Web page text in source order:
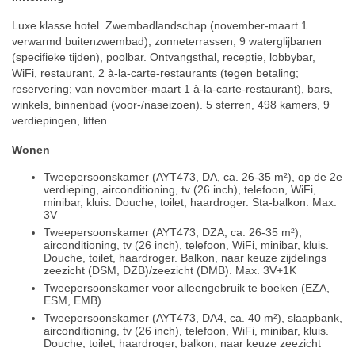
Luxe klasse hotel. Zwembadlandschap (november-maart 1
verwarmd buitenzwembad), zonneterrassen, 9 waterglijbanen
(specifieke tijden), poolbar. Ontvangsthal, receptie, lobbybar,
WiFi, restaurant, 2 à-la-carte-restaurants (tegen betaling;
reservering; van november-maart 1 à-la-carte-restaurant), bars,
winkels, binnenbad (voor-/naseizoen). 5 sterren, 498 kamers, 9
verdiepingen, liften.
Wonen
Tweepersoonskamer (AYT473, DA, ca. 26-35 m²), op de 2e
verdieping, airconditioning, tv (26 inch), telefoon, WiFi,
minibar, kluis. Douche, toilet, haardroger. Sta-balkon. Max.
3V
Tweepersoonskamer (AYT473, DZA, ca. 26-35 m²),
airconditioning, tv (26 inch), telefoon, WiFi, minibar, kluis.
Douche, toilet, haardroger. Balkon, naar keuze zijdelings
zeezicht (DSM, DZB)/zeezicht (DMB). Max. 3V+1K
Tweepersoonskamer voor alleengebruik te boeken (EZA,
ESM, EMB)
Tweepersoonskamer (AYT473, DA4, ca. 40 m²), slaapbank,
airconditioning, tv (26 inch), telefoon, WiFi, minibar, kluis.
Douche, toilet, haardroger, balkon, naar keuze zeezicht